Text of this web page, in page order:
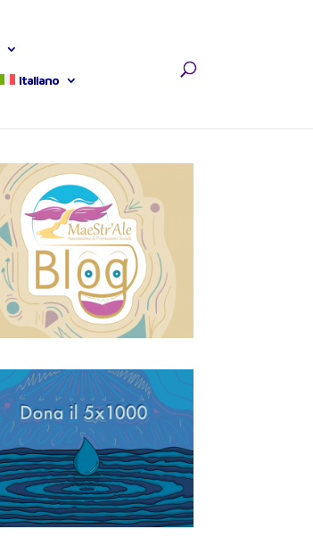
Italiano